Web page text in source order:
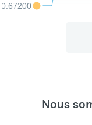
0.67200
Nous